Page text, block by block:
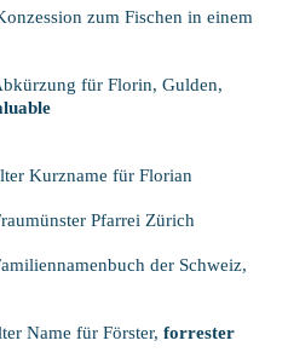
zum Fischen in einem
für Florin, Gulden,
Kurzname für Florian
Pfarrei Zürich
der Schweiz,
Name für Förster, forrester